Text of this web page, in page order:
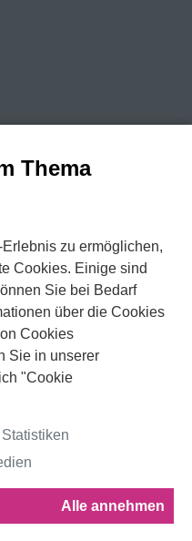
Thema
zu ermöglichen,
Cookies. Einige sind
Sie bei Bedarf
über die Cookies
Cookies
Sie in unserer
"Cookie
Statistiken
Alle annehmen